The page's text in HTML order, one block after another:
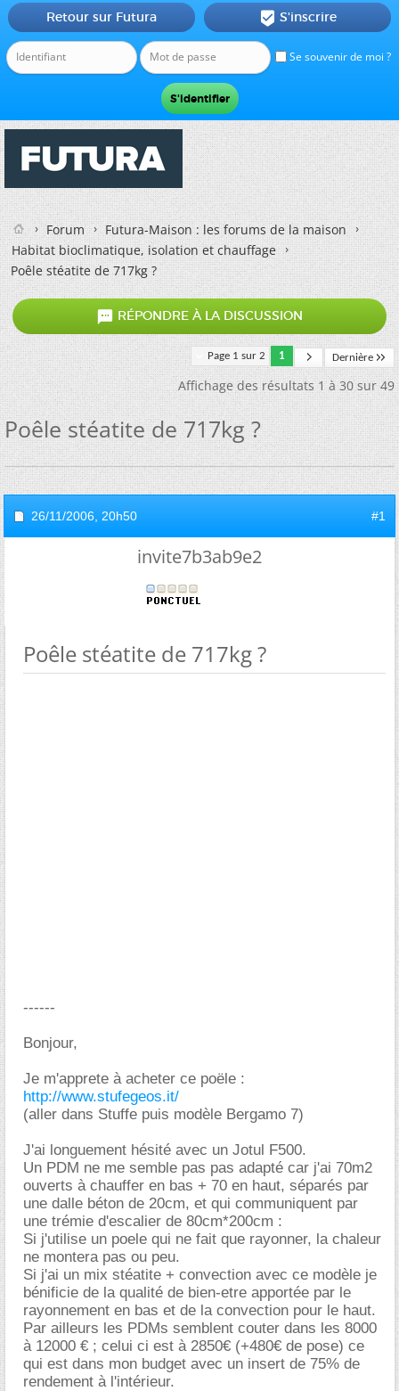
Se souvenir de moi ?
Retour sur Futura  S'inscrire
Forum
Futura-Maison : les forums de la maison
Habitat bioclimatique, isolation et chauffage
Poêle stéatite de 717kg ?
 RÉPONDRE À LA DISCUSSION
Page 1 sur 2 1 Dernière
Affichage des résultats 1 à 30 sur 49
Poêle stéatite de 717kg ?
26/11/2006, 20h50 #1
invite7b3ab9e2
Poêle stéatite de 717kg ?
------
Bonjour,
Je m'apprete à acheter ce poële :
http://www.stufegeos.it/
(aller dans Stuffe puis modèle Bergamo 7)
J'ai longuement hésité avec un Jotul F500.
Un PDM ne me semble pas pas adapté car j'ai 70m2
ouverts à chauffer en bas + 70 en haut, séparés par
une dalle béton de 20cm, et qui communiquent par
une trémie d'escalier de 80cm*200cm :
Si j'utilise un poele qui ne fait que rayonner, la chaleur
ne montera pas ou peu.
Si j'ai un mix stéatite + convection avec ce modèle je
bénificie de la qualité de bien-etre apportée par le
rayonnement en bas et de la convection pour le haut.
Par ailleurs les PDMs semblent couter dans les 8000
à 12000 € ; celui ci est à 2850€ (+480€ de pose) ce
qui est dans mon budget avec un insert de 75% de
rendement à l'intérieur.